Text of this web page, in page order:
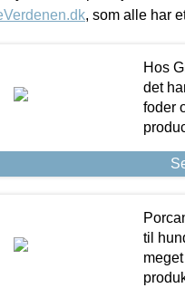
, som alle har
Hos
det
foder
til